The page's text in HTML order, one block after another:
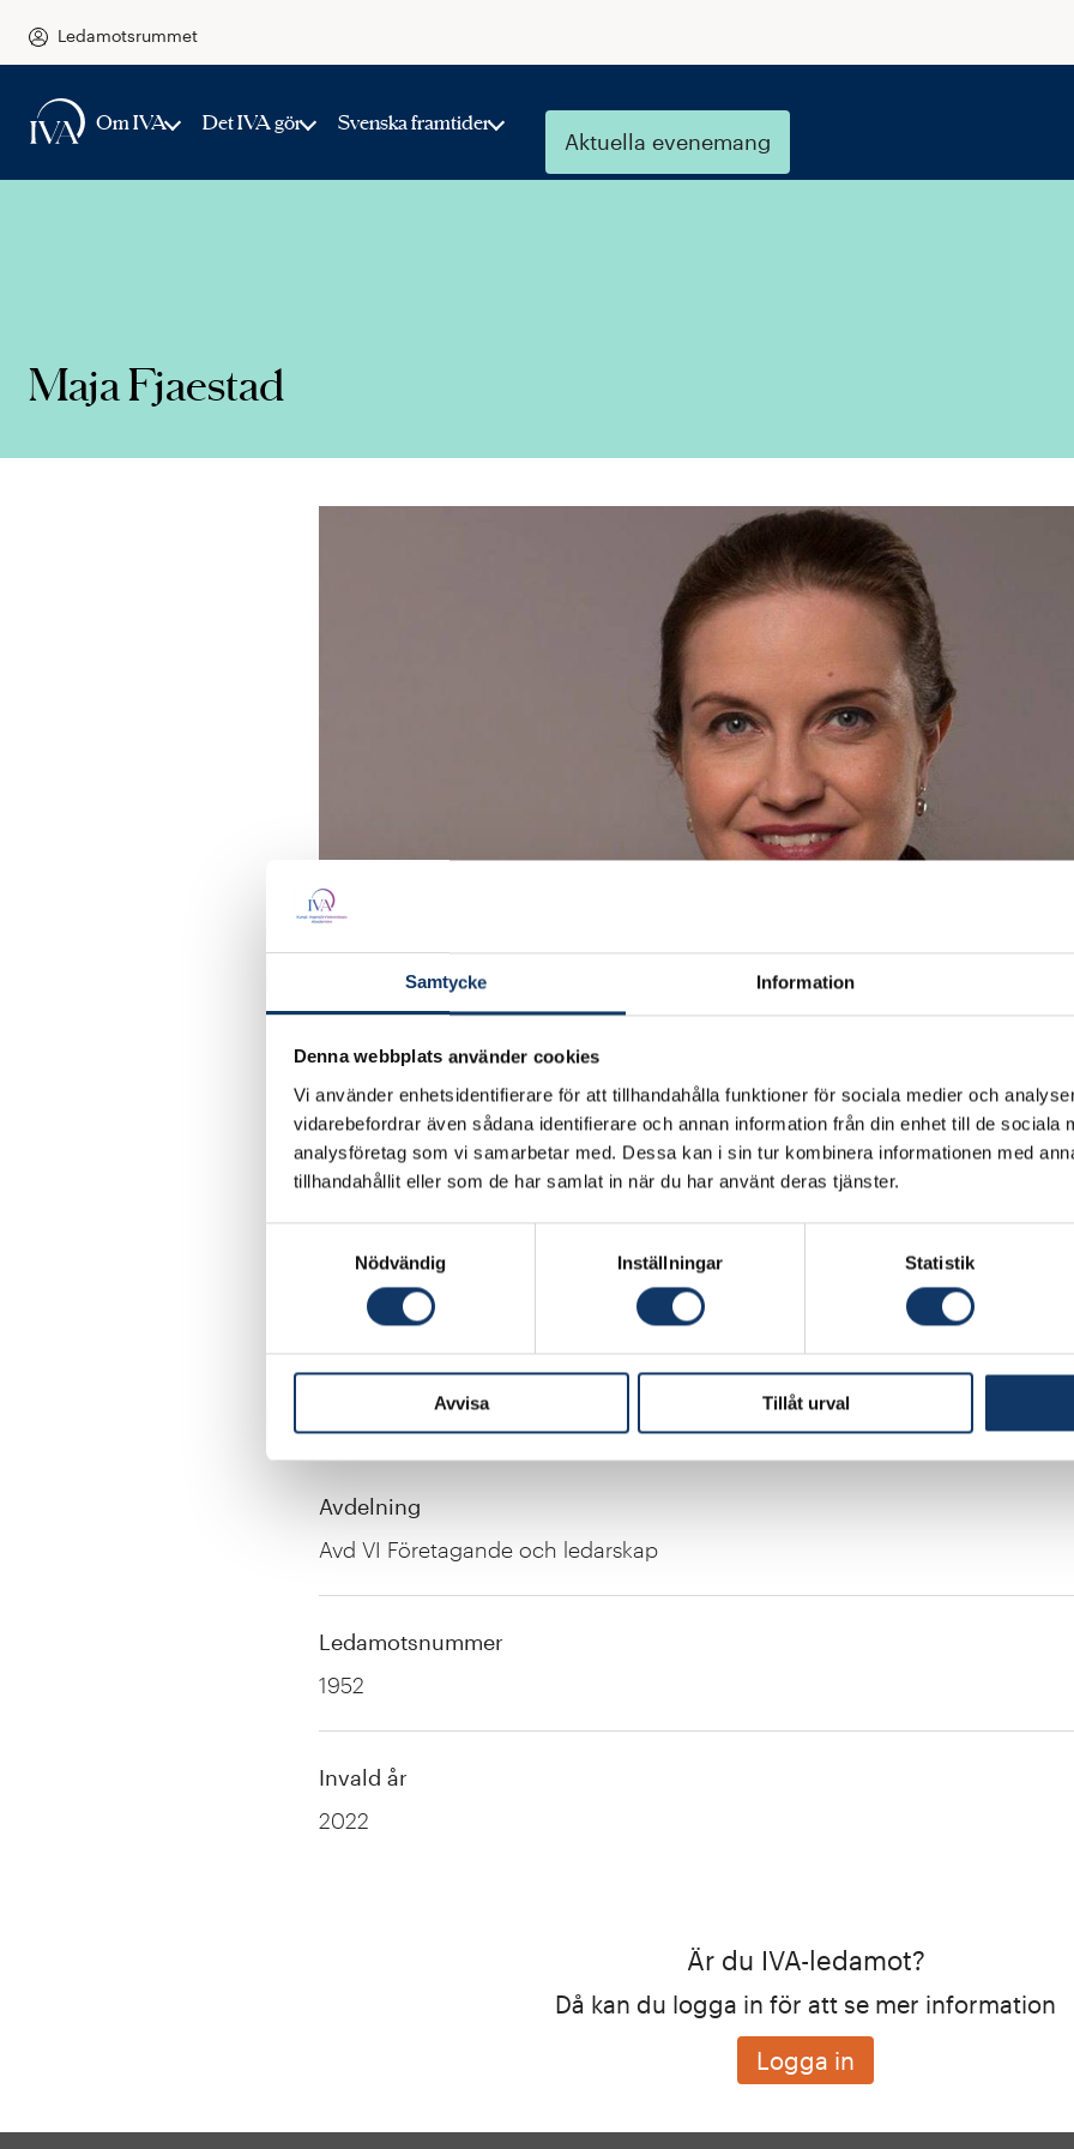
Samtycke Information
Denna webbplats använder cookies
Vi använder enhetsidentifierare för att tillhandahålla funktioner för sociala medier och
vidarebefordrar även sådana identifierare och annan information från din enhet till de sociala
analysföretag som vi samarbetar med. Dessa kan i sin tur kombinera informationen med
tillhandahållit eller som de har samlat in när du har använt deras tjänster.
Nödvändig
Inställningar Statistik
Avvisa Tillåt urval
Ledamotsrummet
Om IVA Det IVA gör Svenska framtider
Aktuella evenemang
Maja Fjaestad
Akademisk titel
Dr.
Docent
Organisation
Karolinska Institutet
Avdelning
Avd VI Företagande och ledarskap
Ledamotsnummer
1952
Invald år
2022
Är du IVA-ledamot?
Då kan du logga in för att se mer information
Logga in